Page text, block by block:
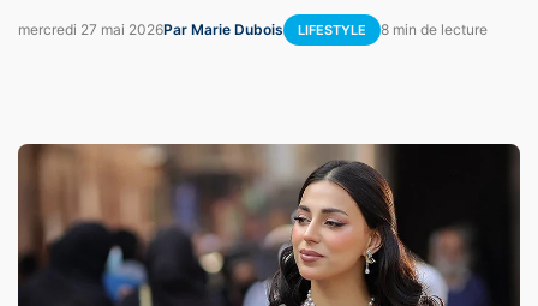
mercredi 27 mai 2026Par Marie Dubois LIFESTYLE 8 min de lecture